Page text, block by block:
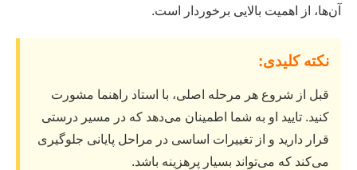
آن‌ها، از اهمیت بالایی برخوردار است.
نکته کلیدی:
قبل از شروع هر مرحله اصلی، با استاد راهنما مشورت
کنید. تایید او به شما اطمینان می‌دهد که در مسیر درستی
قرار دارید و از تغییرات اساسی در مراحل پایانی جلوگیری
می‌کند که می‌تواند بسیار پرهزینه باشد.